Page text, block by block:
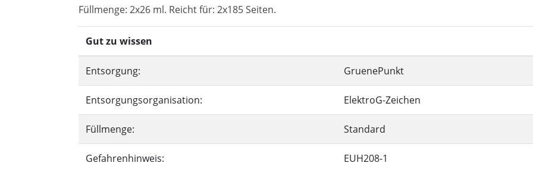
Füllmenge: 2x26 ml. Reicht für: 2x185 Seiten.
Gut zu wissen
Entsorgung: GruenePunkt
Entsorgungsorganisation: ElektroG-Zeichen
Füllmenge: Standard
Gefahrenhinweis: EUH208-1